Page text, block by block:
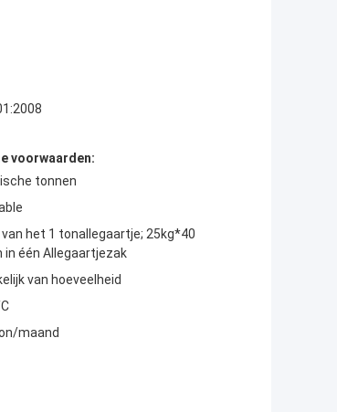
voorwaarden:
tonnen
het 1 tonallegaartje; 25kg*40
in één Allegaartjezak
van hoeveelheid
maand